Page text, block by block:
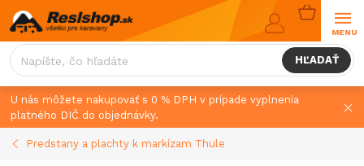
Prejsť
na
obsah
HĽADAŤ
KOŠÍK
U nás môžete nakupovať s 0 % DPH v prípade vyplnenia
platného DIČ do objednávky.
Predstany a plachty k markízam Thule